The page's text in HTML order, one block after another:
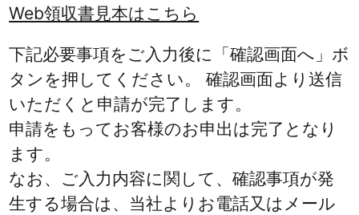
Web領収書見本はこちら
下記必要事項をご入力後に「確認画面へ」ボ
タンを押してください。 確認画面より送信
いただくと申請が完了します。
申請をもってお客様のお申出は完了となり
ます。
なお、ご入力内容に関して、確認事項が発
生する場合は、当社よりお電話又はメール